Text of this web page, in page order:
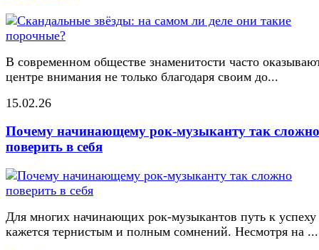
В современном обществе знаменитости часто
центре внимания не только благодаря своим до...
15.02.26
Почему начинающему рок-музыканту так сложно
поверить в себя
Для многих начинающих рок-музыкантов путь к успеху
кажется тернистым и полным сомнений. Несмотря на ...